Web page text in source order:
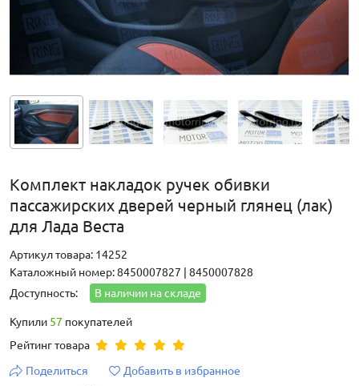
Комплект накладок ручек обивки
пассажирских дверей черный глянец (лак)
для Лада Веста
Артикул товара: 14252
Каталожный номер: 8450007827 | 8450007828
Доступность:
В наличии на складе
Купили 57 покупателей
Рейтинг товара
Поделиться
Добавить в избранное